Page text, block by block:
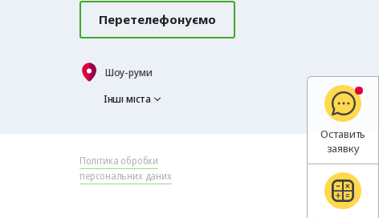
Перетелефонуємо
Шоу-руми
Інші міста
Політика обробки
персональних даних
Оставить
заявку